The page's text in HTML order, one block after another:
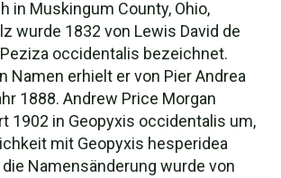
in Muskingum County, Ohio,
wurde 1832 von Lewis David de
occidentalis bezeichnet.
Namen erhielt er von Pier Andrea
1888. Andrew Price Morgan
1902 in Geopyxis occidentalis um,
mit Geopyxis hesperidea
Namensänderung wurde von